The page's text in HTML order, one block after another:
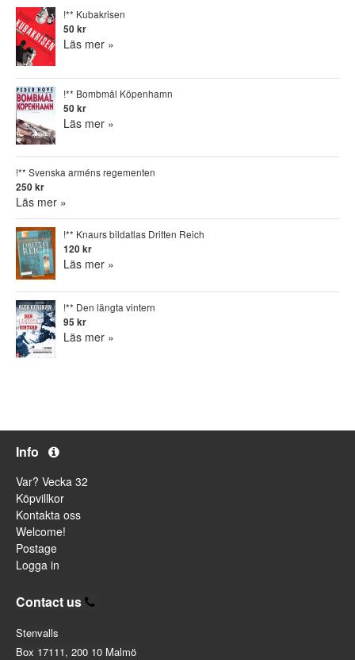
!** Kubakrisen
50 kr
Läs mer »
!** Bombmål Köpenhamn
50 kr
Läs mer »
!** Svenska arméns regementen
250 kr
Läs mer »
!** Knaurs bildatlas Dritten Reich
120 kr
Läs mer »
!** Den längta vintern
95 kr
Läs mer »
Info
Var? Vecka 32
Köpvillkor
Kontakta oss
Welcome!
Postage
Logga in
Contact us
Stenvalls
Box 17111, 200 10 Malmö